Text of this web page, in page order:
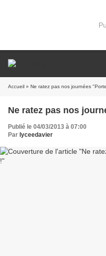
Accueil » Ne ratez pas nos journées
Ne ratez pas nos
Publié le 04/03/2013 à 07:00
Par lyceedavier